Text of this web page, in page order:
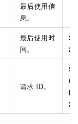
最后使用信
息。
最后使用时
间。
请求 ID。